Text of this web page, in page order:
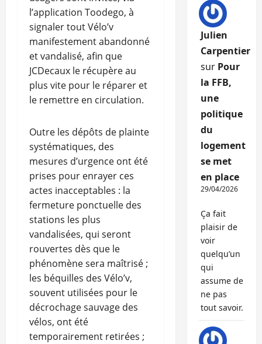
l’application Toodego, à
signaler tout Vélo’v
manifestement abandonné
et vandalisé, afin que
JCDecaux le récupère au
plus vite pour le réparer et
le remettre en circulation.
Outre les dépôts de plainte
systématiques, des
mesures d’urgence ont été
prises pour enrayer ces
actes inacceptables : la
fermeture ponctuelle des
stations les plus
vandalisées, qui seront
rouvertes dès que le
phénomène sera maîtrisé ;
les béquilles des Vélo’v,
souvent utilisées pour le
décrochage sauvage des
vélos, ont été
temporairement retirées ;
Julien
Carpentier
sur Pour
la FFB,
une
politique
du
logement
se met
en place
29/04/2026
Ça fait
plaisir de
voir
quelqu’un
qui
assume de
ne pas
tout savoir.